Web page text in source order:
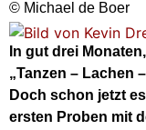
© Michael de Boer
In gut drei
„Tanzen – Lachen
Doch schon jetzt
ersten Proben mit